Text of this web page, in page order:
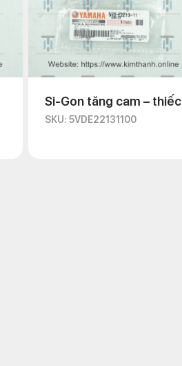
Si-Gon tăng cam – thiếc
SKU: 5VDE22131100